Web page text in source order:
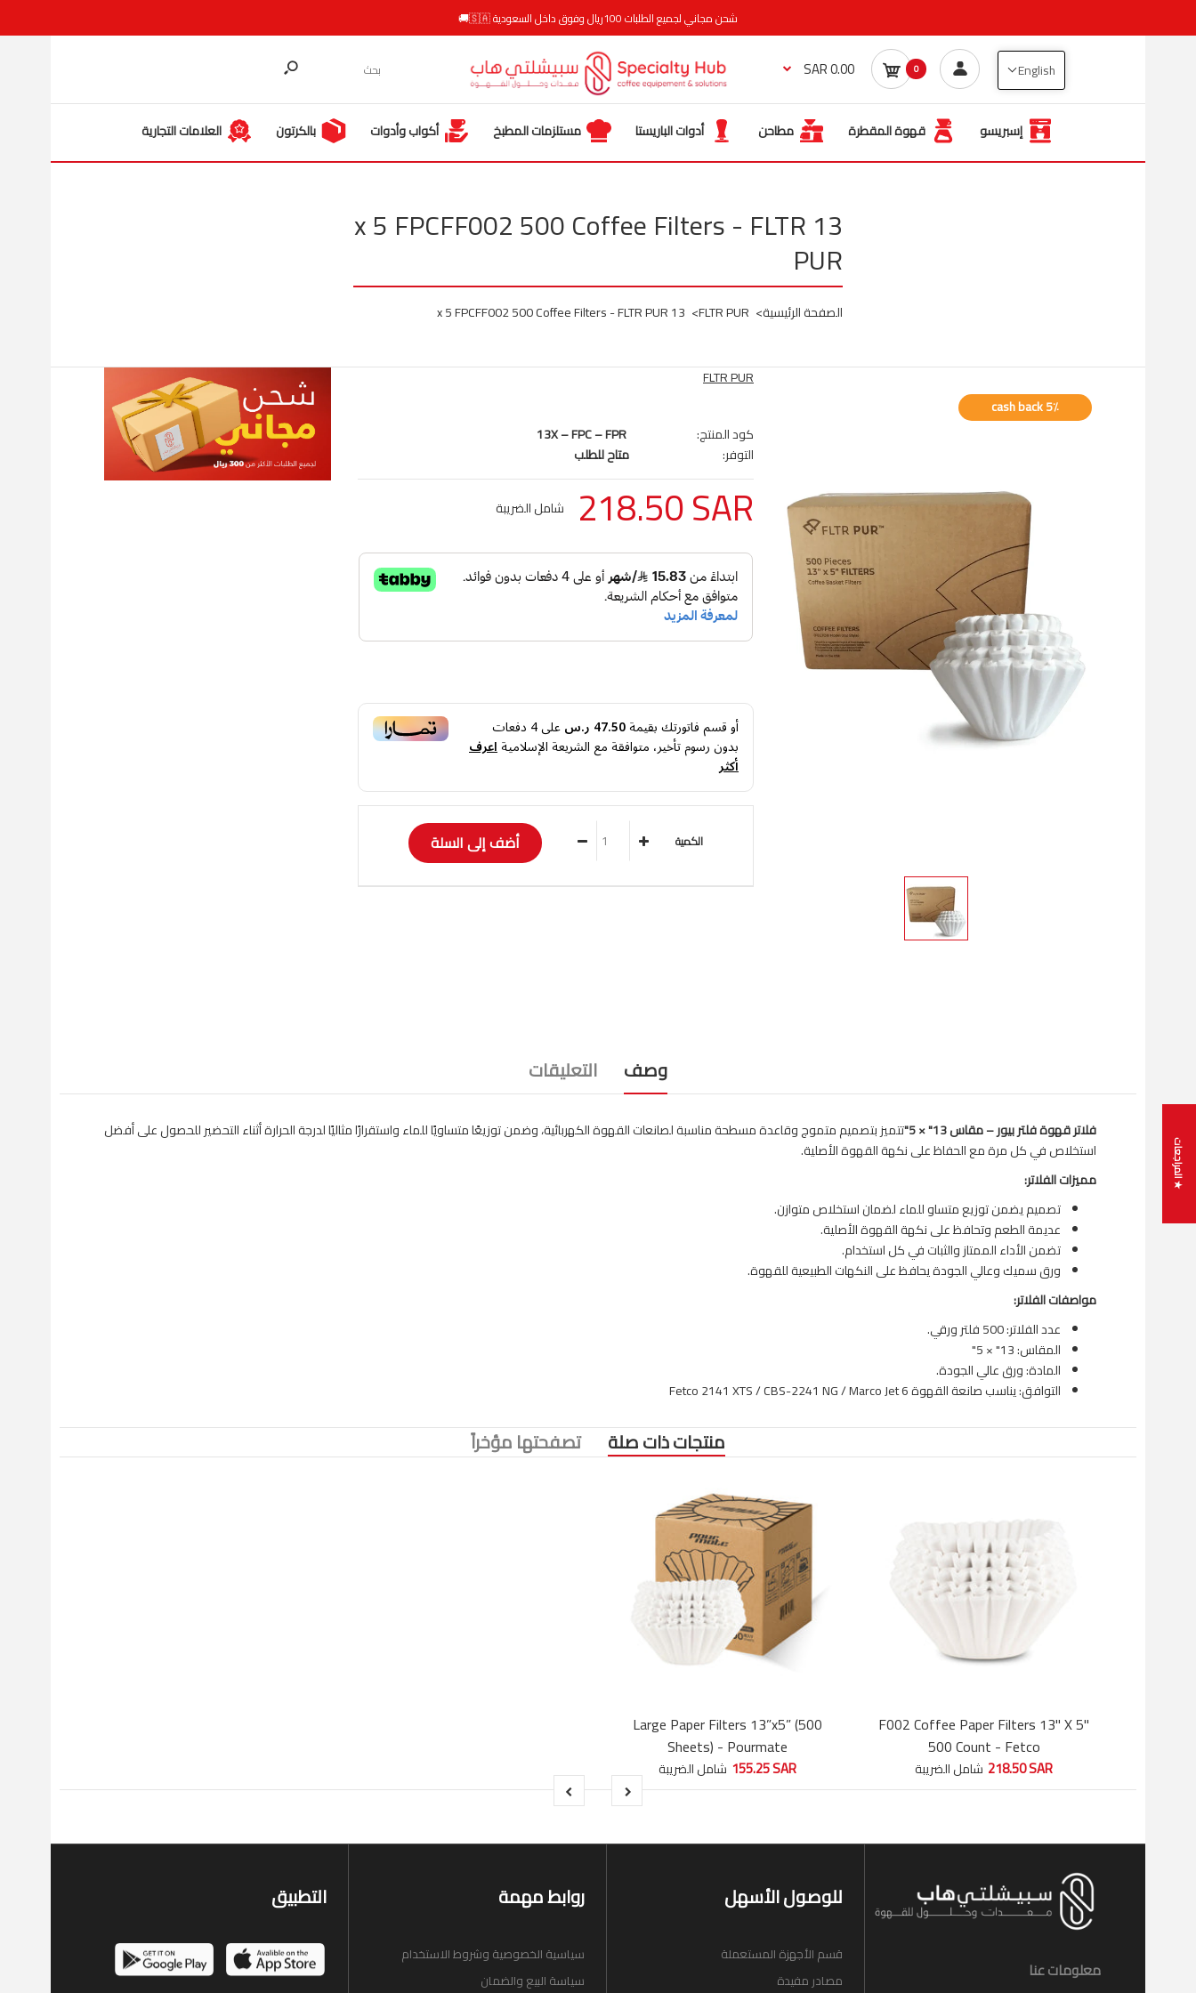
شحن مجاني لجميع الطلبات 100ريال وفوق داخل السعودية 🇸🇦🚚
English
0
0.00 SAR
إسبريسو قهوة المقطرة مطاحن أدوات الباريستا مستلزمات المطبخ أكواب وأدوات بالكرتون العلامات التجارية
13 x 5 FPCFF002 500 Coffee Filters - FLTR
PUR
الصفحة الرئيسية FLTR PUR
13 x 5 FPCFF002 500 Coffee Filters - FLTR PUR
cash back 5٪
FLTR PUR
كود المنتج:
13X – FPC – FPR
التوفر:
متاح للطلب
شامل الضريبة 218.50 SAR
أو قسم فاتورتك بقيمة47.50 ر.س على4 دفعات
بدون رسوم تأخير، متوافقة مع الشريعة الإسلاميةاعرف
أكثر
الكمية
وصف التعليقات
فلاتر قهوة فلتر بيور – مقاس13" × 5"
تتميز بتصميم متموج وقاعدة مسطحة مناسبة لصانعات القهوة الكهربائية، وضمن توزيعًا متساويًا للماء واستقرارًا مثاليًا لدرجة الحرارة أثناء التحضير للحصول على أفضل
استخلاص في كل مرة مع الحفاظ على نكهة القهوة الأصلية.
مميزات الفلاتر:
تصميم يضمن توزيع متساو للماء لضمان استخلاص متوازن.
عديمة الطعم وتحافظ على نكهة القهوة الأصلية.
تضمن الأداء الممتاز والثبات في كل استخدام.
ورق سميك وعالي الجودة يحافظ على النكهات الطبيعية للقهوة.
مواصفات الفلاتر:
عدد الفلاتر: 500 فلتر ورقي.
المقاس:13" × 5"
المادة: ورق عالي الجودة.
التوافق: يناسب صانعة القهوة Fetco 2141 XTS / CBS-2241 NG / Marco Jet 6
منتجات ذات صلة تصفحتها مؤخراً
F002 Coffee Paper Filters 13" X 5"
500 Count - Fetco
شامل الضريبة 218.50 SAR
Large Paper Filters 13”x5” (500
Sheets) - Pourmate
شامل الضريبة 155.25 SAR
معلومات عنا
للوصول الأسهل
قسم الأجهزة المستعملة
مصادر مفيدة
روابط مهمة
سياسية الخصوصية وشروط الاستخدام
سياسة البيع والضمان
التطبيق
★ المراجعات